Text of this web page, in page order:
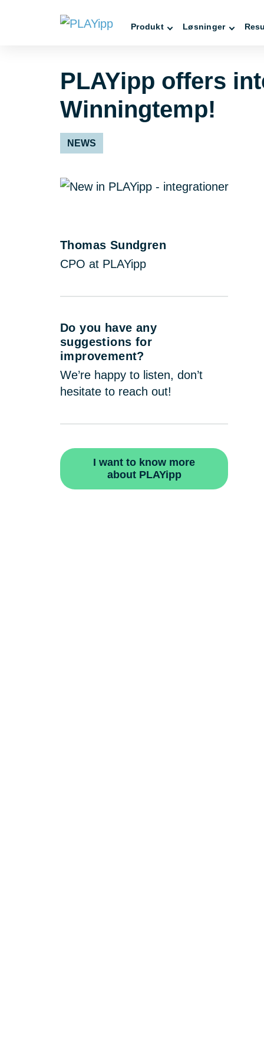
Produkt Løsninger
PLAYipp offers
Winningtemp!
NEWS
Thomas Sundgren
CPO at PLAYipp
Do you have any
suggestions for
improvement?
We’re happy to listen, don’t
hesitate to reach out!
I want to know more
about PLAYipp